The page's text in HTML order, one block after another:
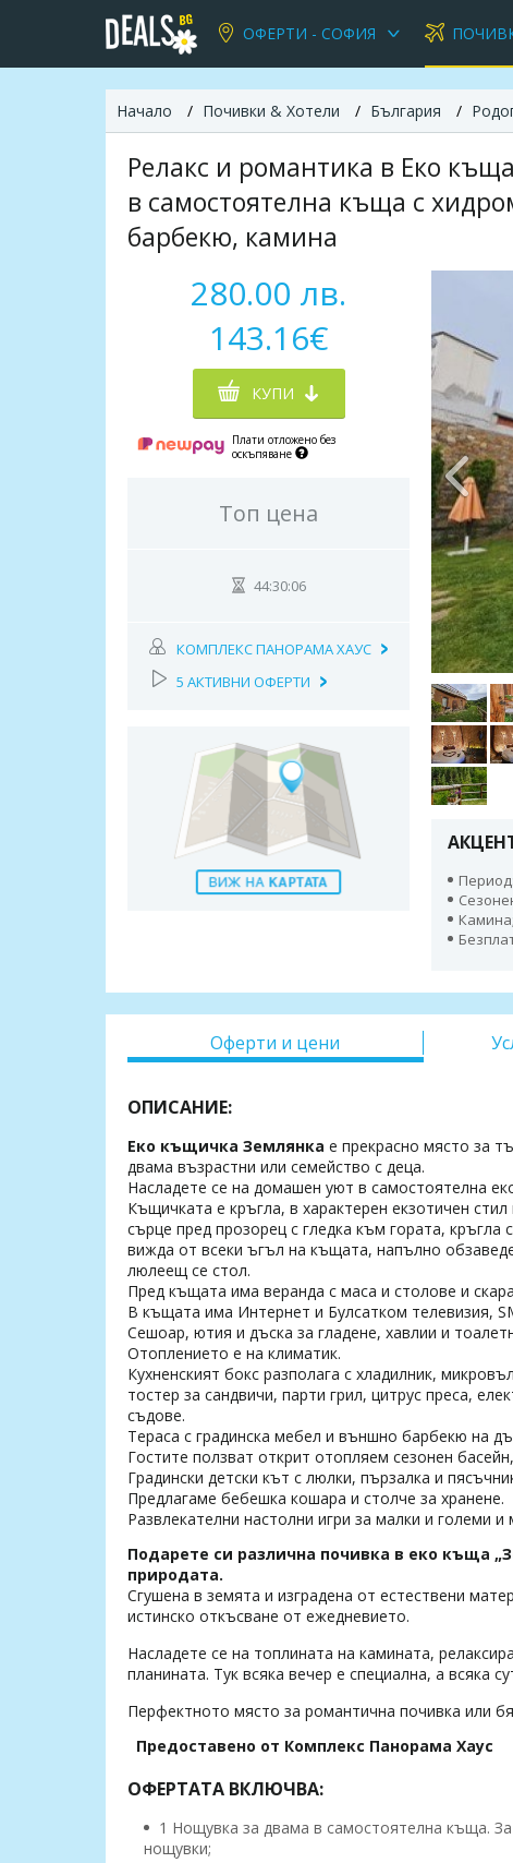
ОФЕРТИ - СОФИЯ
Начало Почивки & Хотели България
Релакс и романтика в Еко
в самостоятелна къща с
барбекю, камина
Камина;
280.00 лв.
143.16€
КУПИ
Плати отложено без
оскъпяване
Топ цена
44:30:05
КОМПЛЕКС ПАНОРАМА ХАУС
5 АКТИВНИ ОФЕРТИ
Оферти и цени
ОПИСАНИЕ:
Еко къщичка Землянка е прекрасно място за
двама възрастни или семейство с деца.
Насладете се на домашен уют в самостоятелна
Къщичката е кръгла, в характерен екзотичен
сърце пред прозорец с гледка към гората,
вижда от всеки ъгъл на къщата, напълно
люлеещ се стол.
Пред къщата има веранда с маса и столове и
В къщата има Интернет и Булсатком телевизия,
Сешоар, ютия и дъска за гладене, хавлии и
Отоплението е на климатик.
Кухненският бокс разполага с хладилник,
тостер за сандвичи, парти грил, цитрус преса,
съдове.
Тераса с градинска мебел и външно барбекю на
Гостите ползват открит отопляем сезонен
Градински детски кът с люлки, пързалка и
Предлагаме бебешка кошара и столче за хранене.
Развлекателни настолни игри за малки и големи и
Подарете си различна почивка в еко къща
природата.
Сгушена в земята и изградена от естествени
истинско откъсване от ежедневието.
Насладете се на топлината на камината,
планината. Тук всяка вечер е специална, а всяка
Перфектното място за романтична почивка или
Предоставено от Комплекс Панорама Хаус
ОФЕРТАТА ВКЛЮЧВА:
1 Нощувка за двама в самостоятелна къща.
нощувки;